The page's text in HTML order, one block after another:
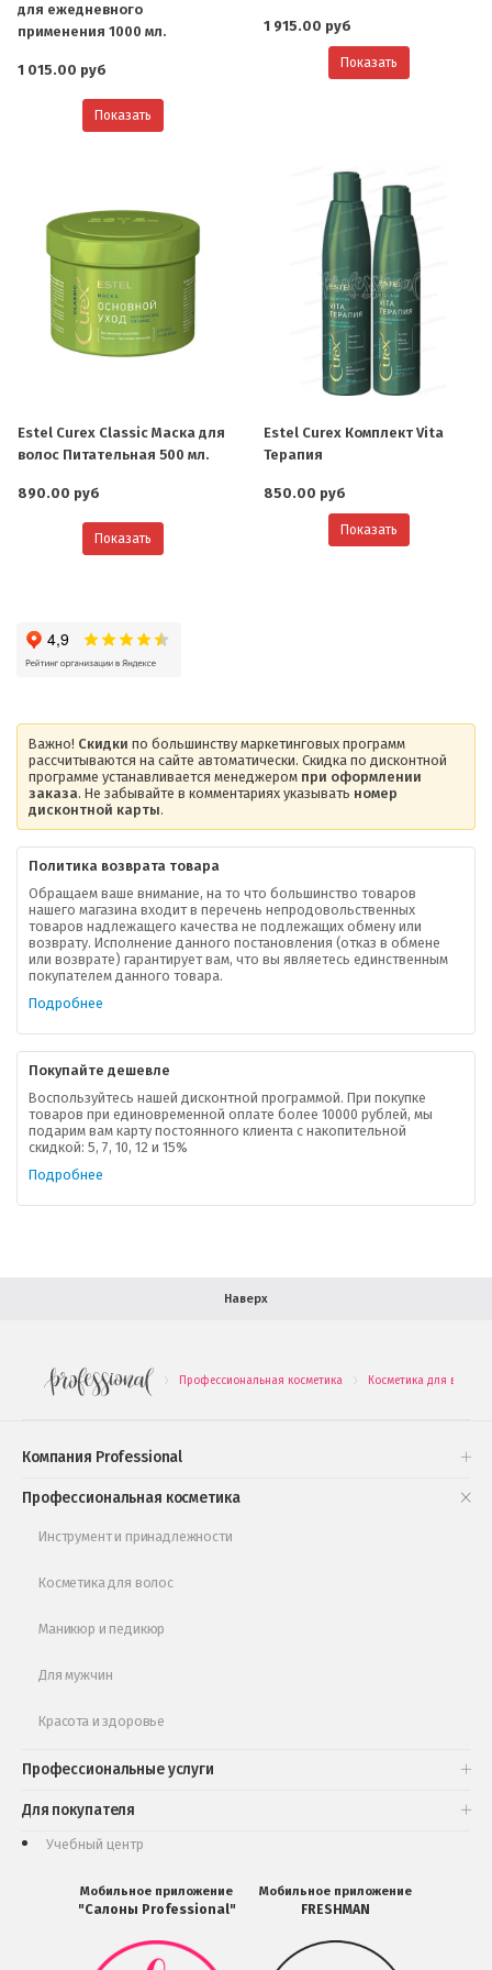
для ежедневного
применения 1000 мл.
1 015.00 руб
Показать
1 915.00 руб
Показать
Estel Curex Classic Маска для
волос Питательная 500 мл.
890.00 руб
Показать
Estel Curex Комплект Vita
Терапия
850.00 руб
Показать
Важно! Скидки по большинству маркетинговых программ
рассчитываются на сайте автоматически. Скидка по дисконтной
программе устанавливается менеджером при оформлении
заказа. Не забывайте в комментариях указывать номер
дисконтной карты.
Политика возврата товара
Обращаем ваше внимание, на то что большинство товаров
нашего магазина входит в перечень непродовольственных
товаров надлежащего качества не подлежащих обмену или
возврату. Исполнение данного постановления (отказ в обмене
или возврате) гарантирует вам, что вы являетесь единственным
покупателем данного товара.
Подробнее
Покупайте дешевле
Воспользуйтесь нашей дисконтной программой. При покупке
товаров при единовременной оплате более 10000 рублей, мы
подарим вам карту постоянного клиента с накопительной
скидкой: 5, 7, 10, 12 и 15%
Подробнее
Наверх
. Профессиональная косметика . Косметика для волос
Компания Professional
О компании
Ваша скидка
Контактная информация
В помощь покупателю
Форма обратной связи
Профессиональная косметика
Инструмент и принадлежности
Косметика для волос
Маникюр и педикюр
Для мужчин
Красота и здоровье
Профессиональные услуги
Для покупателя
Подарочные наборы
Обучающее видео
Учебный центр
Мобильное приложение
"Салоны Professional"
Мобильное
приложение
Мобильное приложение
FRESHMAN
Мобильное
приложение